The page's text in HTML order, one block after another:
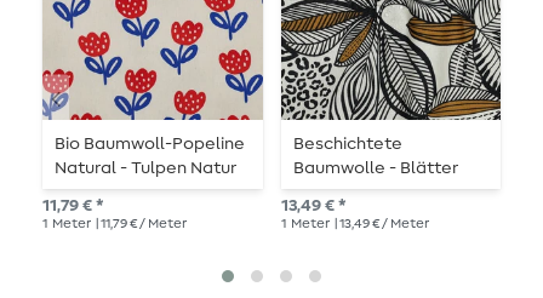
Bio Baumwoll-Popeline
Natural - Tulpen Natur
11,79 € *
1 Meter | 11,79 € / Meter
Beschichtete
Baumwolle - Blätter
Ecru
13,49 € *
1 Meter | 13,49 € / Meter